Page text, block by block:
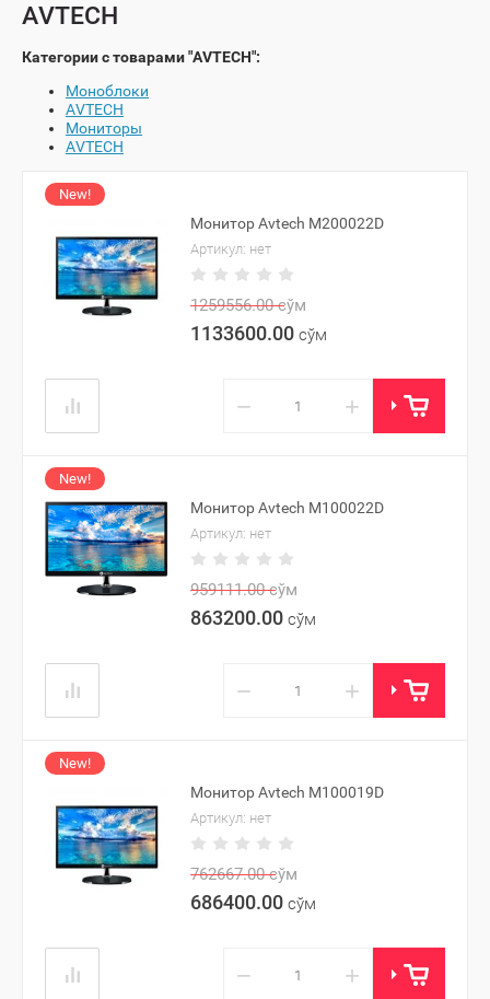
AVTECH
Категории с товарами "AVTECH":
Моноблоки
AVTECH
Мониторы
AVTECH
New!
Монитор Avtech M200022D
Артикул: нет
1259556.00сўм
1133600.00 сўм
− +
New!
Монитор Avtech M100022D
Артикул: нет
959111.00сўм
863200.00 сўм
− +
New!
Монитор Avtech M100019D
Артикул: нет
762667.00сўм
686400.00 сўм
− +